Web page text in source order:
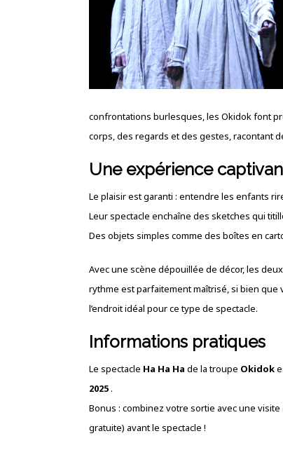
confrontations burlesques, les Okidok font
corps, des regards et des gestes, racontant
Une expérience
Le plaisir est garanti : entendre les enfants
Leur spectacle enchaîne des sketches qui
Des objets simples comme des boîtes en
Avec une scène dépouillée de décor, les
rythme est parfaitement maîtrisé, si bien que
l’endroit idéal pour ce type de spectacle.
Informations pratiques
Le spectacle Ha Ha Ha de la troupe Okidok
2025.
Bonus : combinez votre sortie avec une visite
gratuite) avant le spectacle !